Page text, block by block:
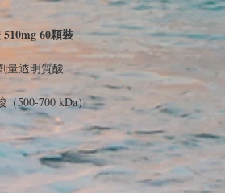
60顆裝
量透明質酸
500-700 kDa）